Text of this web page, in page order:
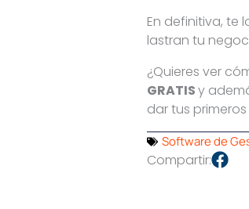
En definitiva, te
lastran tu
¿Quieres ver
GRATISy
dar tus
Software de
Compartir: